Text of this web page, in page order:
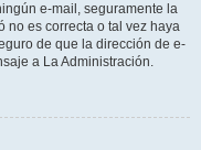
e-mail, seguramente la
no es correcta o tal vez haya
de que la dirección de e-
a La Administración.